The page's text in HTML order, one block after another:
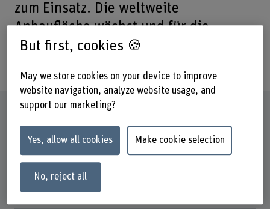
zum Einsatz. Die weltweite
Anbaufläche wächst und für die
Textilindustrie ist Hanf wieder
Factsheet
Schools involved
School of Agricultural, Forest and Food Sciences
Institute(s)
But first, cookies 🍪
May we store cookies on your device to improve
website navigation, analyze website usage, and
support our marketing?
Yes, allow all cookies Make cookie selection
No, reject all